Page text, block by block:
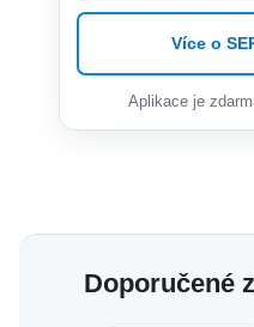
Více o
Aplikace je
Doporučené